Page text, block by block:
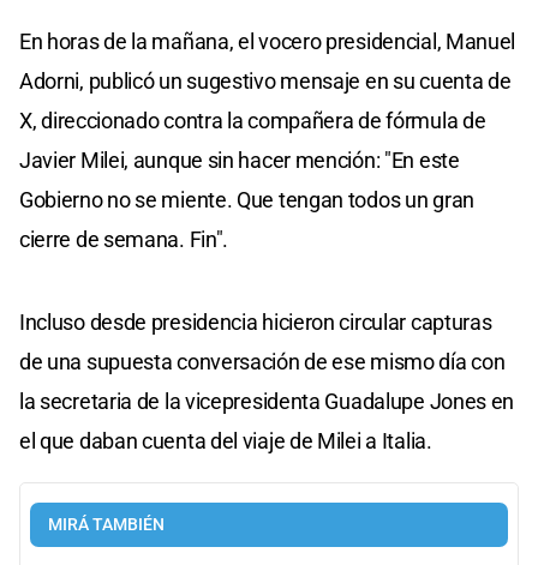
En horas de la mañana, el vocero presidencial, Manuel
Adorni, publicó un sugestivo mensaje en su cuenta de
X, direccionado contra la compañera de fórmula de
Javier Milei, aunque sin hacer mención: "En este
Gobierno no se miente. Que tengan todos un gran
cierre de semana. Fin".
Incluso desde presidencia hicieron circular capturas
de una supuesta conversación de ese mismo día con
la secretaria de la vicepresidenta Guadalupe Jones en
el que daban cuenta del viaje de Milei a Italia.
MIRÁ TAMBIÉN